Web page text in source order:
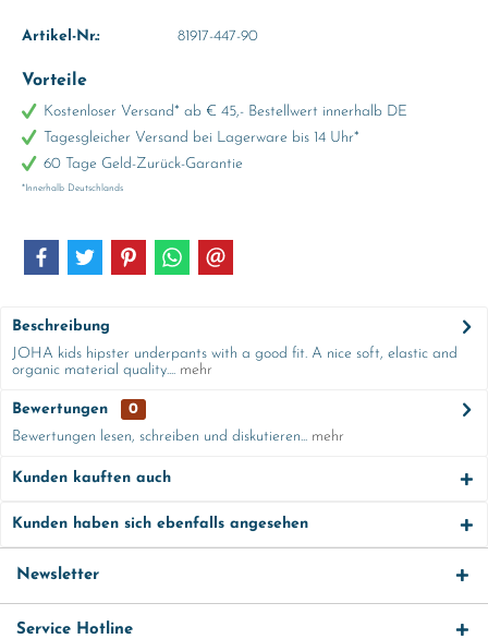
Artikel-Nr.: 81917-447-90
Vorteile
Kostenloser Versand* ab € 45,- Bestellwert innerhalb DE
Tagesgleicher Versand bei Lagerware bis 14 Uhr*
60 Tage Geld-Zurück-Garantie
*Innerhalb Deutschlands
Beschreibung
JOHA kids hipster underpants with a good fit. A nice soft, elastic and
organic material quality.... mehr
Bewertungen
0
Bewertungen lesen, schreiben und diskutieren... mehr
Kunden kauften auch
Kunden haben sich ebenfalls angesehen
Newsletter
Service Hotline